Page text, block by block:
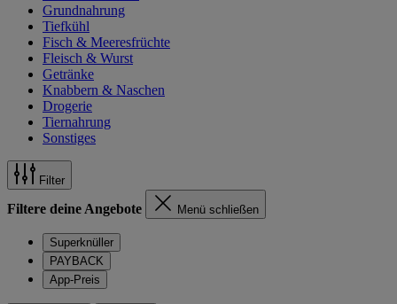
Grundnahrung
Tiefkühl
Fisch & Meeresfrüchte
Fleisch & Wurst
Getränke
Knabbern & Naschen
Drogerie
Tiernahrung
Sonstiges
Filter
Filtere deine Angebote Menü schließen
Superknüller
PAYBACK
App-Preis